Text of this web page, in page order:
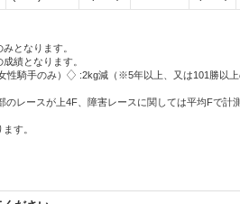
となります。
績となります。
性騎手のみ）
:2kg減（※5年以上、又は101勝以
レースが上4F、障害レースに関しては平均Fで計
す。